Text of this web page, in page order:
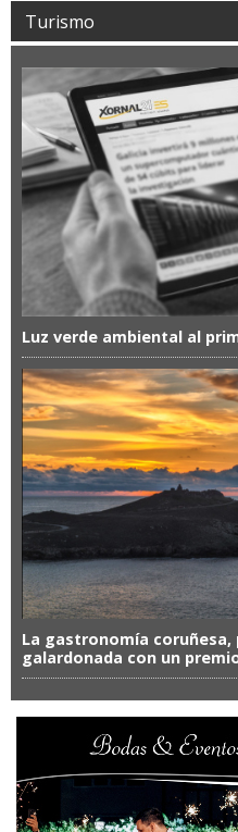
Turismo
Luz verde ambiental al
La gastronomía coruñesa,
galardonada con un